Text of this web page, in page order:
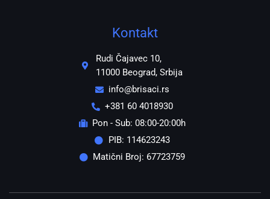
Kontakt
Rudi Čajavec 10,
11000 Beograd, Srbija
info@brisaci.rs
+381 60 4018930
Pon - Sub: 08:00-20:00h
PIB: 114623243
Matični Broj: 67723759